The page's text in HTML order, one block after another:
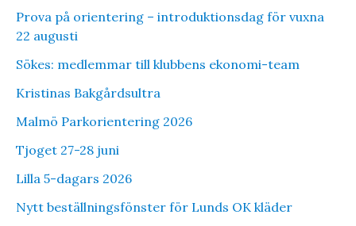
Prova på orientering – introduktionsdag för vuxna
22 augusti
Sökes: medlemmar till klubbens ekonomi-team
Kristinas Bakgårdsultra
Malmö Parkorientering 2026
Tjoget 27-28 juni
Lilla 5-dagars 2026
Nytt beställningsfönster för Lunds OK kläder